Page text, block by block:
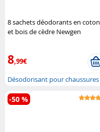
8 sachets déodorants en coton
et bois de cèdre Newgen
8,99€
Désodorisant pour chaussures
en boi..
-50 %